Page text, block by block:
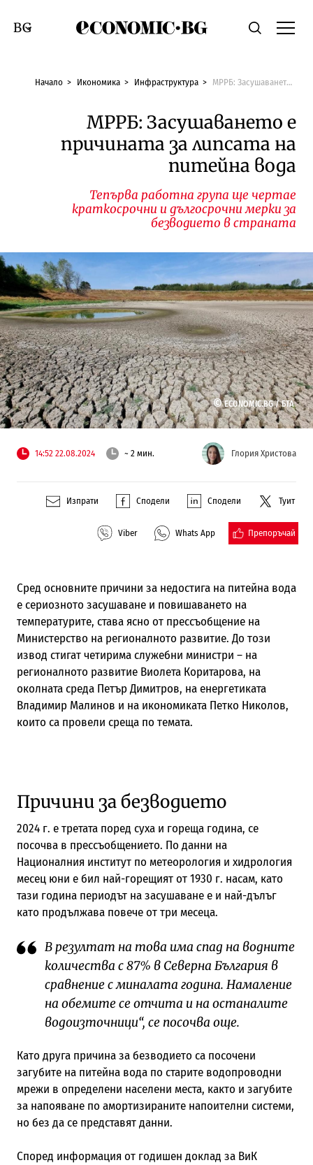
Economic.bgТърсене
Смяна на език
Начало Икономика Инфраструктура МРРБ: Засушаването е причината за липсата на питейна вода
МРРБ: Засушаването е
причината за липсата на
питейна вода
Тепърва работна група ще чертае
краткосрочни и дългосрочни мерки за
безводието в страната
©ECONOMIC.BG /БТА
14:52 22.08.2024 ~ 2 мин. Глория Христова
Изпрати Сподели Сподели Туит
Viber Whats App Препоръчай
Сред основните причини за недостига на питейна вода
е сериозното засушаване и повишаването на
температурите, става ясно от прессъобщение на
Министерство на регионалното развитие. До този
извод стигат четирима служебни министри – на
регионалното развитие Виолета Коритарова, на
околната среда Петър Димитров, на енергетиката
Владимир Малинов и на икономиката Петко Николов,
които са провели среща по темата.
Причини за безводието
2024 г. е третата поред суха и гореща година, се
посочва в прессъобщението. По данни на
Националния институт по метеорология и хидрология
месец юни е бил най-горещият от 1930 г. насам, като
тази година периодът на засушаване е и най-дълъг
като продължава повече от три месеца.
В резултат на това има спад на водните
количества с 87% в Северна България в
сравнение с миналата година. Намаление
на обемите се отчита и на останалите
водоизточници“, се посочва още.
Като друга причина за безводието са посочени
загубите на питейна вода по старите водопроводни
мрежи в определени населени места, както и загубите
за напояване по амортизираните напоителни системи,
но без да се представят данни.
Според информация от годишен доклад за ВиК